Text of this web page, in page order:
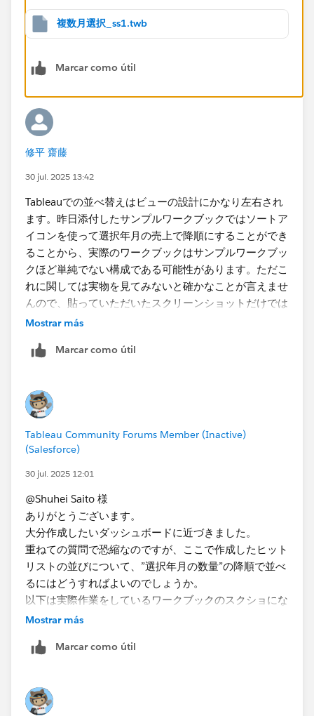
複数月選択_ss1.twb
Marcar como útil
修平 齋藤
30 jul. 2025 13:42
Tableauでの並べ替えはビューの設計にかなり左右され
ます。昨日添付したサンプルワークブックではソートア
イコンを使って選択年月の売上で降順にする​ことができ
ることから、実際のワークブックはサンプルワークブッ
クほど単純でない構成である可能性があります。ただこ
れに関しては実物を見てみないと確かなことが言えませ
んので、貼っていただいたスクリーンショットだけでは
判断しかねます。
まずは行にいくつディメンションがあるか、複数あるな
ートの設定はどうなっているかを確認していただければ
と思います。​
Mostrar más
Marcar como útil
Tableau Community Forums Member (Inactive)
(Salesforce)
30 jul. 2025 12:01
@Shuhei Saito 様
ありがとうございます。
大分作成したいダッシュボードに近づきました。
重ねての質問で恐縮なのですが、ここで作成したヒット
リストの並びについて、”選択年月の数量”の降順で並べ
るにはどうすればよいのでしょうか。
以下は実際作業をしているワークブックのスクショにな
ります。
数量”（赤〇）の合計で降順にすると、思い描いた並び
確認すると、”選択年月の数量”＋”選択年月の前年同月
の数量”を合算したもの（黄色〇）で降順されていまし
Mostrar más
Marcar como útil